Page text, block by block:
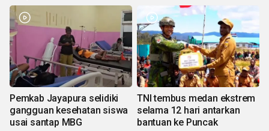
Pemkab Jayapura selidiki
gangguan kesehatan siswa
usai santap MBG
TNI tembus medan ekstrem
selama 12 hari antarkan
bantuan ke Puncak